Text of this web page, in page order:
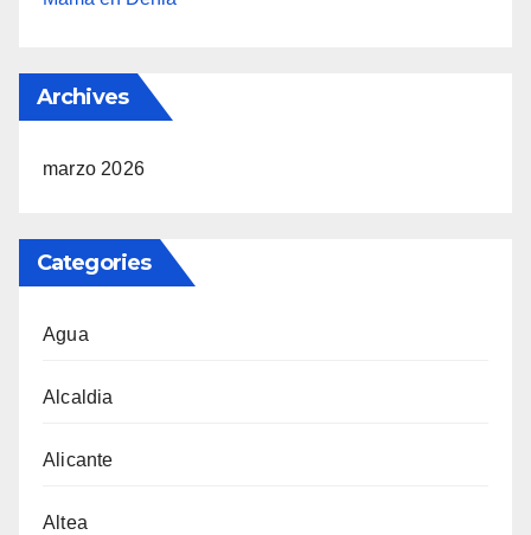
Archives
marzo 2026
Categories
Agua
Alcaldia
Alicante
Altea